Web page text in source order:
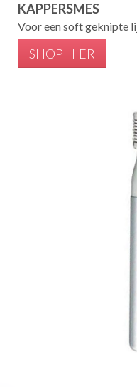
KAPPERSMES
Voor een soft geknipte
SHOP HIER